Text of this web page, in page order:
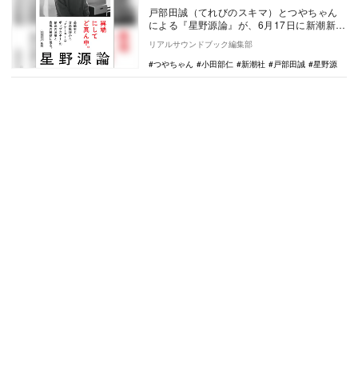
戸部田誠（てれびのスキマ）とつやちゃん
による『星野源論』が、6月17日に新潮新書
より刊行される。芸能史と音楽批評の両面
から、音楽…
リアルサウンドブック編集部
つやちゃん
小田部仁 新潮社 戸部田誠 星野源